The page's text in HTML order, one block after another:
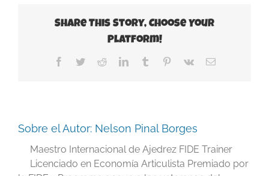
Share This Story, Choose Your
Platform!
Facebook
TwitterRedditLinkedInTumblr Pinterest
Vk
Correo
Sobre el Autor: Nelson Pinal Borges
Maestro Internacional de Ajedrez FIDE Trainer
Licenciado en Economía Articulista Premiado por